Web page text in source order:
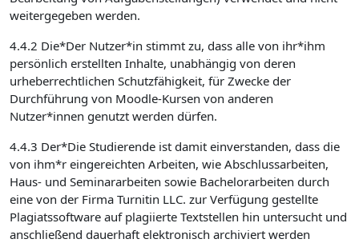
weitergegeben werden.
4.4.2 Die*Der Nutzer*in stimmt zu, dass alle von ihr*ihm
persönlich erstellten Inhalte, unabhängig von deren
urheberrechtlichen Schutzfähigkeit, für Zwecke der
Durchführung von Moodle-Kursen von anderen
Nutzer*innen genutzt werden dürfen.
4.4.3 Der*Die Studierende ist damit einverstanden, dass die
von ihm*r eingereichten Arbeiten, wie Abschlussarbeiten,
Haus- und Seminararbeiten sowie Bachelorarbeiten durch
eine von der Firma Turnitin LLC. zur Verfügung gestellte
Plagiatssoftware auf plagiierte Textstellen hin untersucht und
anschließend dauerhaft elektronisch archiviert werden